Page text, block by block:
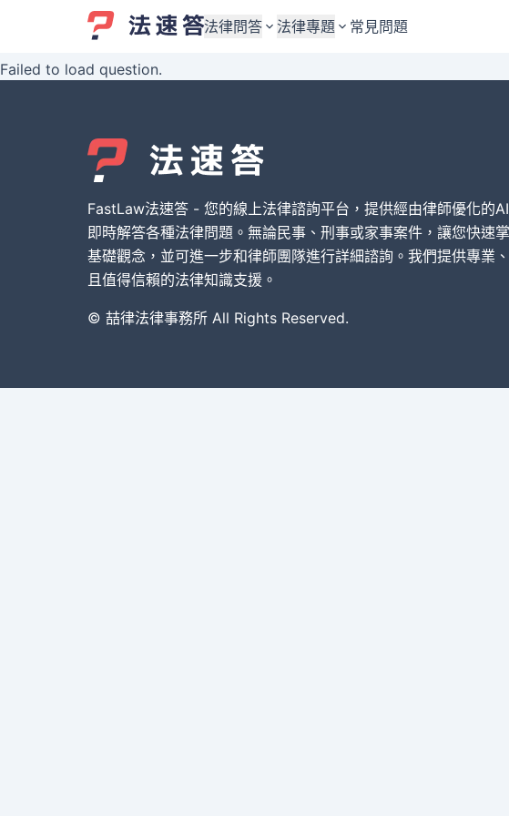
法律問答
婚姻與監護權
債務與債權
刑事犯罪案件
其他案件類型
法律專題
婚姻與監護權
債務與債權
刑事犯罪案件
其他案件類型
常見問題
Failed to load question.
FastLaw法速答 - 您的線上法律諮詢平台，提供經由律師優化的AI
即時解答各種法律問題。無論民事、刑事或家事案件，讓您快速
基礎觀念，並可進一步和律師團隊進行詳細諮詢。我們提供專業、
且值得信賴的法律知識支援。
© 喆律法律事務所 All Rights Reserved.